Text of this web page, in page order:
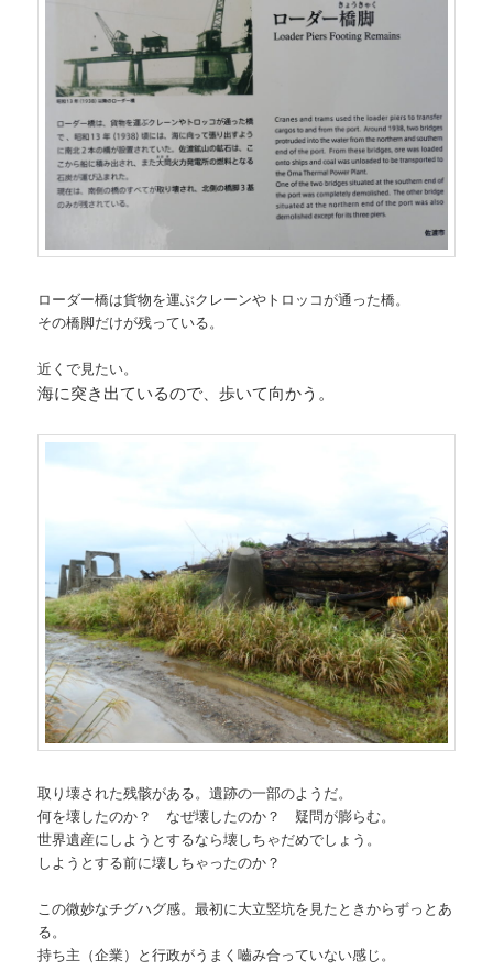
ローダー橋は貨物を運ぶクレーンやトロッコが通った橋。
その橋脚だけが残っている。
近くで見たい。
海に突き出ているので、歩いて向かう。
取り壊された残骸がある。遺跡の一部のようだ。
何を壊したのか？ なぜ壊したのか？ 疑問が膨らむ。
世界遺産にしようとするなら壊しちゃだめでしょう。
しようとする前に壊しちゃったのか？
この微妙なチグハグ感。最初に大立竪坑を見たときからずっとあ
る。
持ち主（企業）と行政がうまく嚙み合っていない感じ。